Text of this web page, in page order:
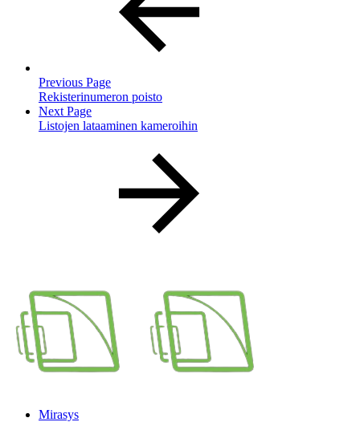
Previous Page
Rekisterinumeron poisto
Next Page
Listojen lataaminen kameroihin
Mirasys